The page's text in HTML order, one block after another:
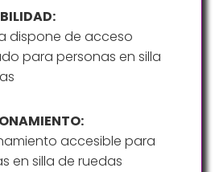
dispone de acceso
para personas en silla
accesible para
en silla de ruedas